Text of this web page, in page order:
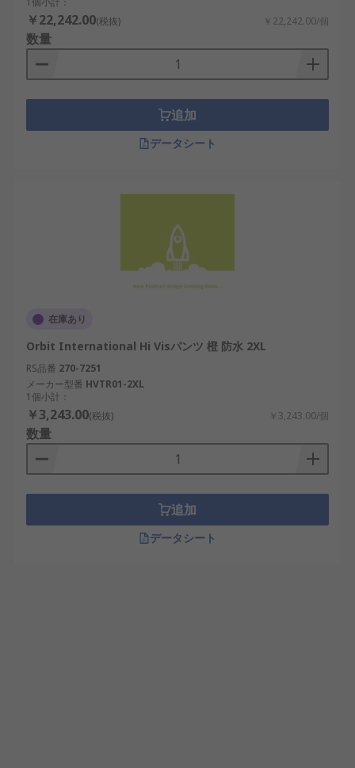
￥22,242.00(税抜) ￥22,242.00/個
数量
追加
データシート
在庫あり
Orbit International Hi Visパンツ 橙 防水 2XL
RS品番 270-7251
メーカー型番 HVTR01-2XL
1個小計：
￥3,243.00(税抜) ￥3,243.00/個
数量
追加
データシート